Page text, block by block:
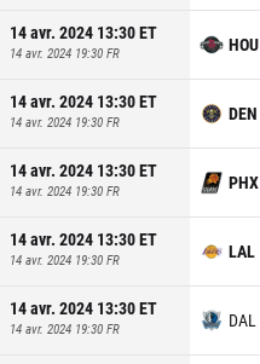
14 avr. 2024 13:30ET
14 avr. 2024 19:30 FR HOU
14 avr. 2024 13:30ET
14 avr. 2024 19:30 FR DEN
14 avr. 2024 13:30ET
14 avr. 2024 19:30 FR PHX
14 avr. 2024 13:30ET
14 avr. 2024 19:30 FR LAL
14 avr. 2024 13:30ET
14 avr. 2024 19:30 FR DAL